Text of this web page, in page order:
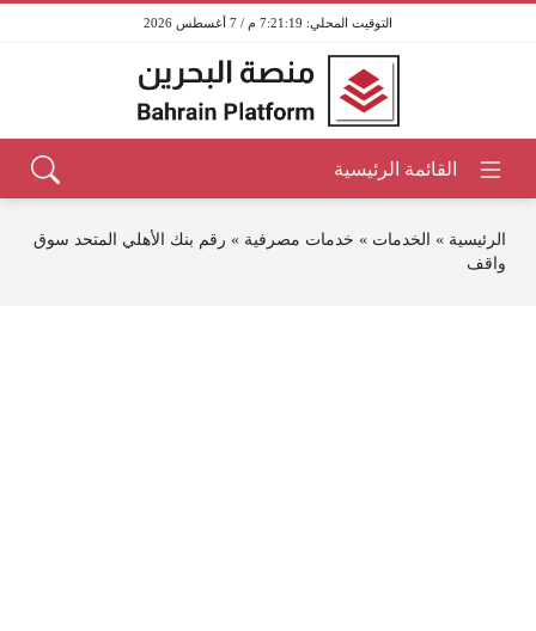
7:21:19 م / 7 أغسطس 2026
الرئيسية » الخدمات » خدمات مصرفية » رقم بنك الأهلي المتحد سوق
واقف